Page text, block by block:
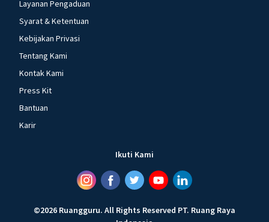
Layanan Pengaduan
Syarat & Ketentuan
Kebijakan Privasi
Tentang Kami
Kontak Kami
Press Kit
Bantuan
Karir
Ikuti Kami
©2026 Ruangguru. All Rights Reserved PT. Ruang Raya